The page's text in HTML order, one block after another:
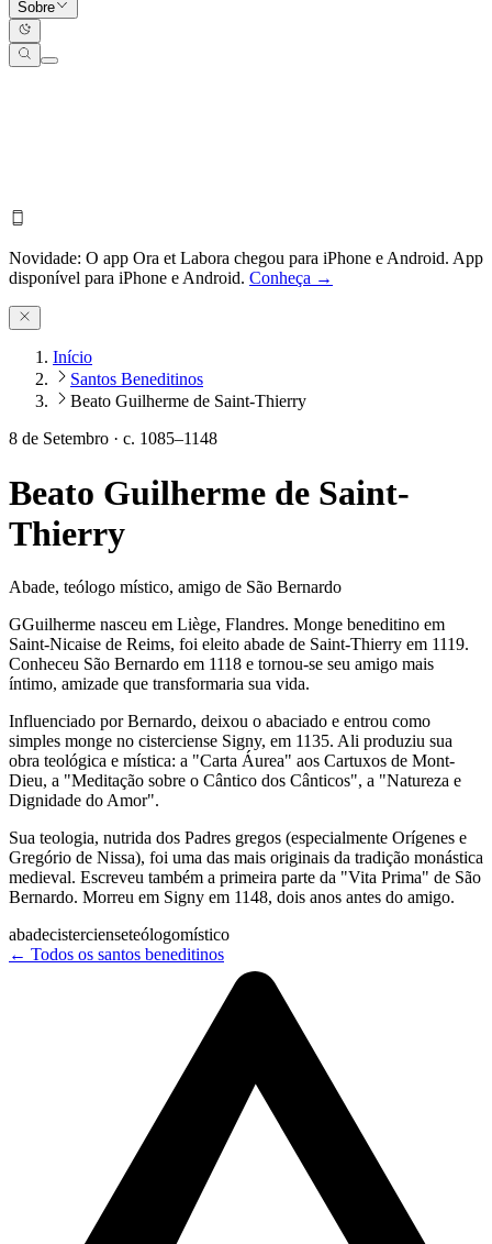
Sobre
Novidade: O app Ora et Labora chegou para iPhone e Android. App
disponível para iPhone e Android. Conheça →
Início
Santos Beneditinos
Beato Guilherme de Saint-Thierry
8 de Setembro · c. 1085–1148
Beato Guilherme de Saint-
Thierry
Abade, teólogo místico, amigo de São Bernardo
GGuilherme nasceu em Liège, Flandres. Monge beneditino em
Saint-Nicaise de Reims, foi eleito abade de Saint-Thierry em 1119.
Conheceu São Bernardo em 1118 e tornou-se seu amigo mais
íntimo, amizade que transformaria sua vida.
Influenciado por Bernardo, deixou o abaciado e entrou como
simples monge no cisterciense Signy, em 1135. Ali produziu sua
obra teológica e mística: a "Carta Áurea" aos Cartuxos de Mont-
Dieu, a "Meditação sobre o Cântico dos Cânticos", a "Natureza e
Dignidade do Amor".
Sua teologia, nutrida dos Padres gregos (especialmente Orígenes e
Gregório de Nissa), foi uma das mais originais da tradição monástica
medieval. Escreveu também a primeira parte da "Vita Prima" de São
Bernardo. Morreu em Signy em 1148, dois anos antes do amigo.
abadecistercienseteólogomístico
← Todos os santos beneditinos